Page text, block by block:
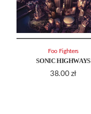
SONIC HIGHWAYS
38.00 zł
Foo Fighters